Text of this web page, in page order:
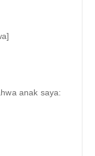
anak saya: